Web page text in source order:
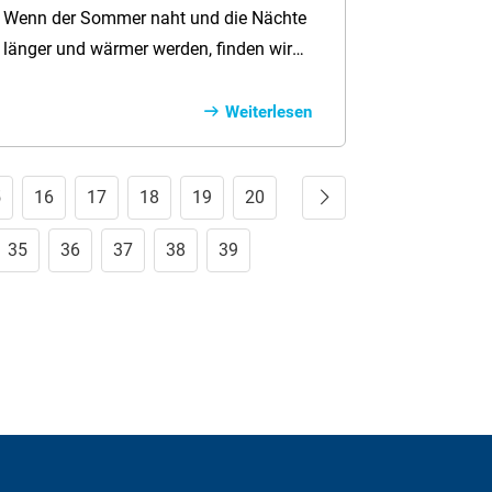
Wenn der Sommer naht und die Nächte
länger und wärmer werden, finden wir
Mückenplage wieder. Diese kleinen
lästigen Insekten können unsere lauen
Sommerabende schnell in juckende,
unangenehme Nächte verwandeln.
Doch keine Sorge, hier finden Sie
Weiterlesen
16 17 18 19 20
35 36 37 38 39